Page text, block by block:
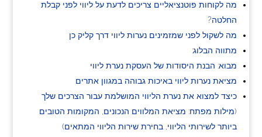
מה לקוחות פוטנציאליים צריכים לדעת על ליווי לפני קבלת
החלטה?
מה לשקול לפני שמזמינים נערות ליווי דרך קליק כן
מתווה הבלוג:
מבוא: הבנת היסודות של העסקת נערת ליווי
מציאת נערות ליווי באיכות גבוהה במגוון אתרים
כיצד למצוא את נערת הליווי המושלמת עבור הצרכים שלך
(מילות מפתח: מציאת המלווים הנכונים, המקומות הטובים
ביותר לשירותי הליווי, בחירת שירות הליווי המתאים)